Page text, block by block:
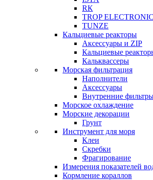
RК
TROP ELECTRONIC
TUNZE
Кальциевые реакторы
Аксессуары и ZIP
Кальциевые
Кальквассеры
Морская фильтрация
Наполнители
Аксессуары
Внутренние
Морское охлаждение
Морские декорации
Грунт
Инструмент для моря
Клеи
Скребки
Фрагирование
Измерения показателей
Кормление кораллов